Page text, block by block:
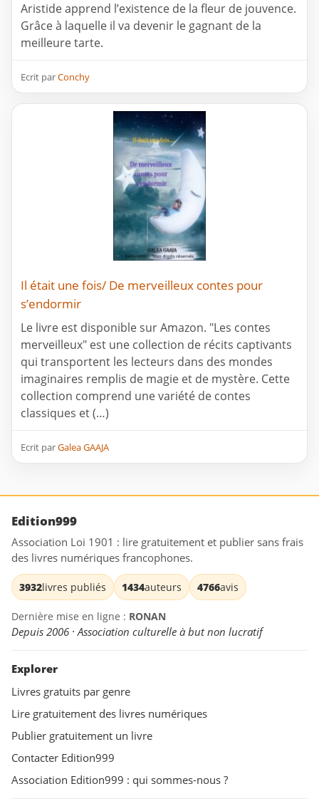
Aristide apprend l’existence de la fleur de jouvence.
Grâce à laquelle il va devenir le gagnant de la
meilleure tarte.
Ecrit parConchy
Il était une fois/ De merveilleux contes pour
s’endormir
Le livre est disponible sur Amazon. "Les contes
merveilleux" est une collection de récits captivants
qui transportent les lecteurs dans des mondes
imaginaires remplis de magie et de mystère. Cette
collection comprend une variété de contes
classiques et (…)
Ecrit parGalea GAAJA
Edition999
Association Loi 1901 : lire gratuitement et publier sans frais
des livres numériques francophones.
3932livres publiés 1434auteurs 4766avis
Dernière mise en ligne : RONAN
Depuis 2006 · Association culturelle à but non lucratif
Explorer
Livres gratuits par genre
Lire gratuitement des livres numériques
Publier gratuitement un livre
Contacter Edition999
Association Edition999 : qui sommes-nous ?